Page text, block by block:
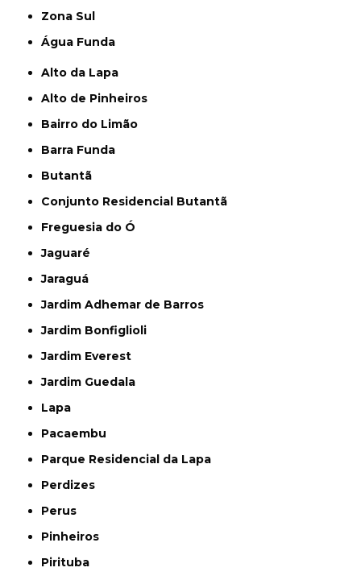
Zona Sul
Água Funda
Alto da Lapa
Alto de Pinheiros
Bairro do Limão
Barra Funda
Butantã
Conjunto Residencial Butantã
Freguesia do Ó
Jaguaré
Jaraguá
Jardim Adhemar de Barros
Jardim Bonfiglioli
Jardim Everest
Jardim Guedala
Lapa
Pacaembu
Parque Residencial da Lapa
Perdizes
Perus
Pinheiros
Pirituba